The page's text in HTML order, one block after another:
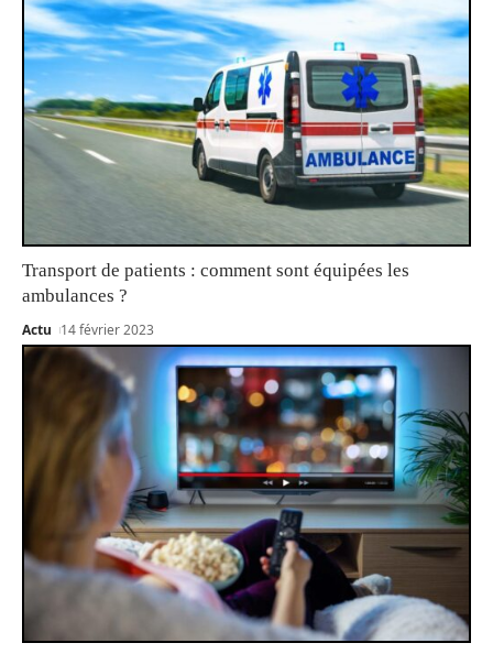
Transport de patients : comment sont équipées les
ambulances ?
Actu 14 février 2023